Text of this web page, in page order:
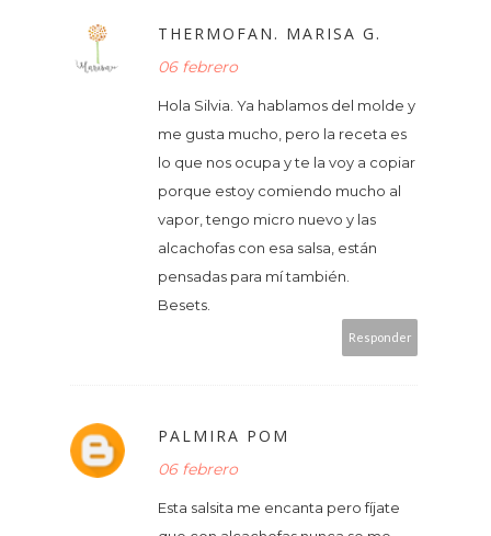
THERMOFAN. MARISA G.
06 febrero
Hola Silvia. Ya hablamos del molde y
me gusta mucho, pero la receta es
lo que nos ocupa y te la voy a copiar
porque estoy comiendo mucho al
vapor, tengo micro nuevo y las
alcachofas con esa salsa, están
pensadas para mí también.
Besets.
Responder
PALMIRA POM
06 febrero
Esta salsita me encanta pero fíjate